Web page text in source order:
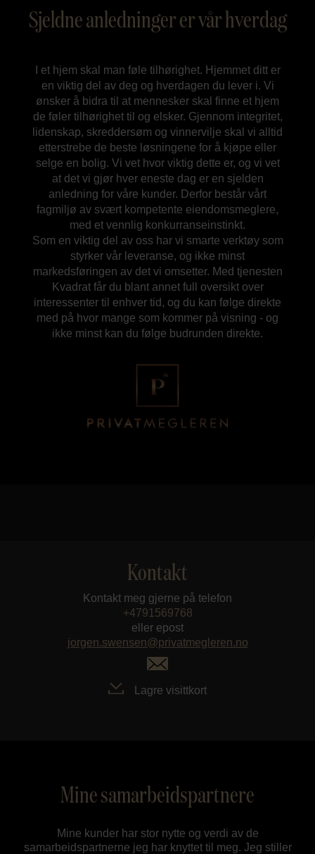
Sjeldne anledninger er vår hverdag
I et hjem skal man føle tilhørighet. Hjemmet ditt er
en viktig del av deg og hverdagen du lever i. Vi
ønsker å bidra til at mennesker skal finne et hjem
de føler tilhørighet til og elsker. Gjennom integritet,
lidenskap, skreddersøm og vinnervilje skal vi alltid
etterstrebe de beste løsningene for å kjøpe eller
selge en bolig. Vi vet hvor viktig dette er, og vi vet
at det vi gjør hver eneste dag er en sjelden
anledning for våre kunder. Derfor består vårt
fagmiljø av svært kompetente eiendomsmeglere,
med et vennlig konkurranseinstinkt.
Som en viktig del av oss har vi smarte verktøy som
styrker vår leveranse, og ikke minst
markedsføringen av det vi omsetter. Med tjenesten
Kvadrat får du blant annet full oversikt over
interessenter til enhver tid, og du kan følge direkte
med på hvor mange som kommer på visning - og
ikke minst kan du følge budrunden direkte.
Mine samarbeidspartnere
Mine kunder har stor nytte og verdi av de
samarbeidspartnerne jeg har knyttet til meg. Jeg stiller
Kontakt
Kontakt meg gjerne på telefon
+4791569768
eller epost
jorgen.swensen@privatmegleren.no
Lagre visittkort